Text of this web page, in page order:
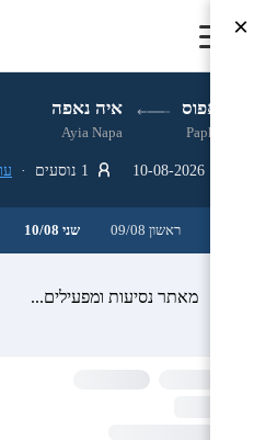
פאפוס איה נאפה
Paphos
Ayia Napa
ראשון 09/08 שני 10/08
מאתר נסיעות ומפעילים...
×